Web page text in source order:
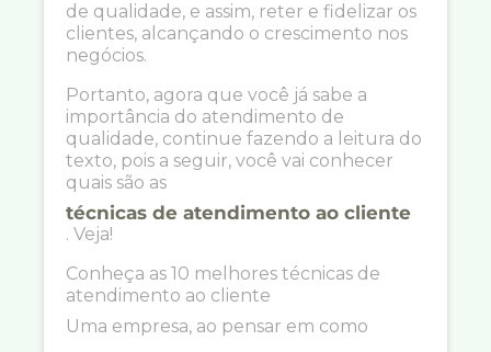
de qualidade, e assim, reter e fidelizar os
clientes, alcançando o crescimento nos
negócios.
Portanto, agora que você já sabe a
importância do atendimento de
qualidade, continue fazendo a leitura do
texto, pois a seguir, você vai conhecer
quais são as
técnicas de atendimento ao cliente
. Veja!
Conheça as 10 melhores técnicas de
atendimento ao cliente
Uma empresa, ao pensar em como